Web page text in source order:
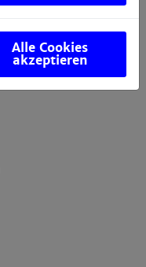
Alle Cookies
akzeptieren